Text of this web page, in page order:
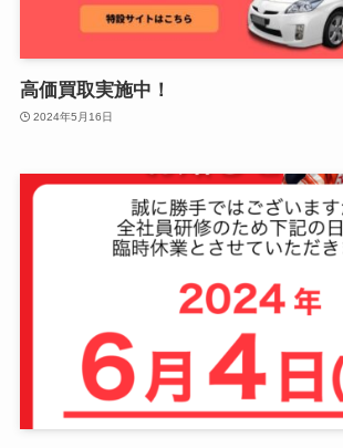
高価買取実施中！
2024年5月16日